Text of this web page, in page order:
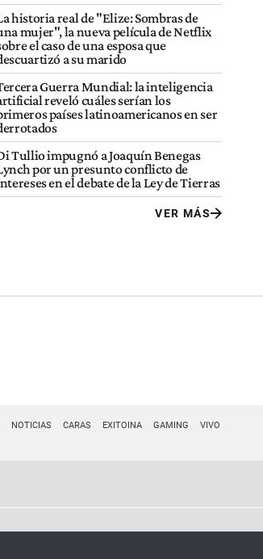
historia real de "Elize: Sombras de
mujer", la nueva película de Netflix
el caso de una esposa que
a su marido
Guerra Mundial: la inteligencia
reveló cuáles serían los
países latinoamericanos en ser
Tullio impugnó a Joaquín Benegas
por un presunto conflicto de
en el debate de la Ley de Tierras
VER MÁS
NOTICIAS CARAS EXITOINA GAMING VIVO